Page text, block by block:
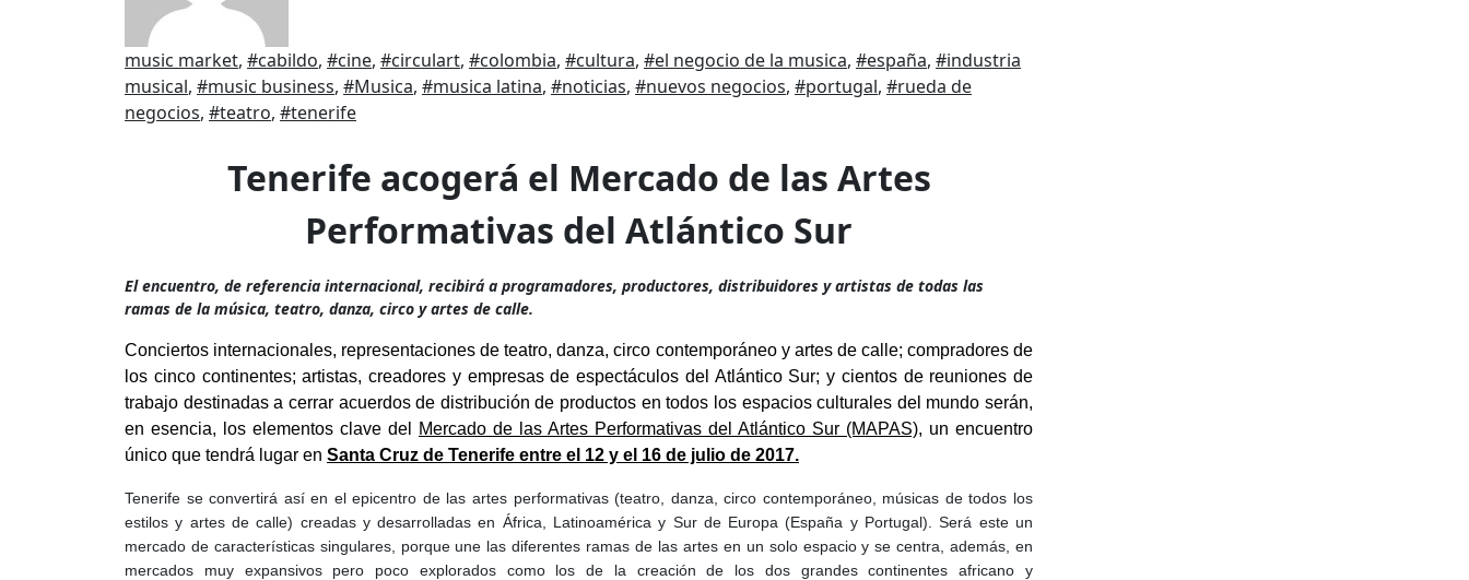
music market, #cabildo, #cine, #circulart, #colombia, #cultura, #el negocio de la musica, #españa, #industria
musical, #music business, #Musica, #musica latina, #noticias, #nuevos negocios, #portugal, #rueda de
negocios, #teatro, #tenerife
Tenerife acogerá el Mercado de las Artes
Performativas del Atlántico Sur
El encuentro, de referencia internacional, recibirá a programadores, productores, distribuidores y artistas de todas las
ramas de la música, teatro, danza, circo y artes de calle.
Conciertos internacionales, representaciones de teatro, danza, circo contemporáneo y artes de calle; compradores de
los cinco continentes; artistas, creadores y empresas de espectáculos del Atlántico Sur; y cientos de reuniones de
trabajo destinadas a cerrar acuerdos de distribución de productos en todos los espacios culturales del mundo serán,
en esencia, los elementos clave del
Mercado de las Artes Performativas del Atlántico Sur (MAPAS), un encuentro
único que tendrá lugar en Santa Cruz de Tenerife entre el 12 y el 16 de julio de 2017.
Tenerife se convertirá así en el epicentro de las artes performativas (teatro, danza, circo contemporáneo, músicas de todos los
estilos y artes de calle) creadas y desarrolladas en África, Latinoamérica y Sur de Europa (España y Portugal). Será este un
mercado de características singulares, porque une las diferentes ramas de las artes en un solo espacio y se centra, además, en
mercados muy expansivos pero poco explorados como los de la creación de los dos grandes continentes africano y